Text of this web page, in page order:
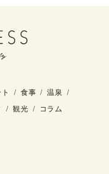
食事
温泉
観光 コラム